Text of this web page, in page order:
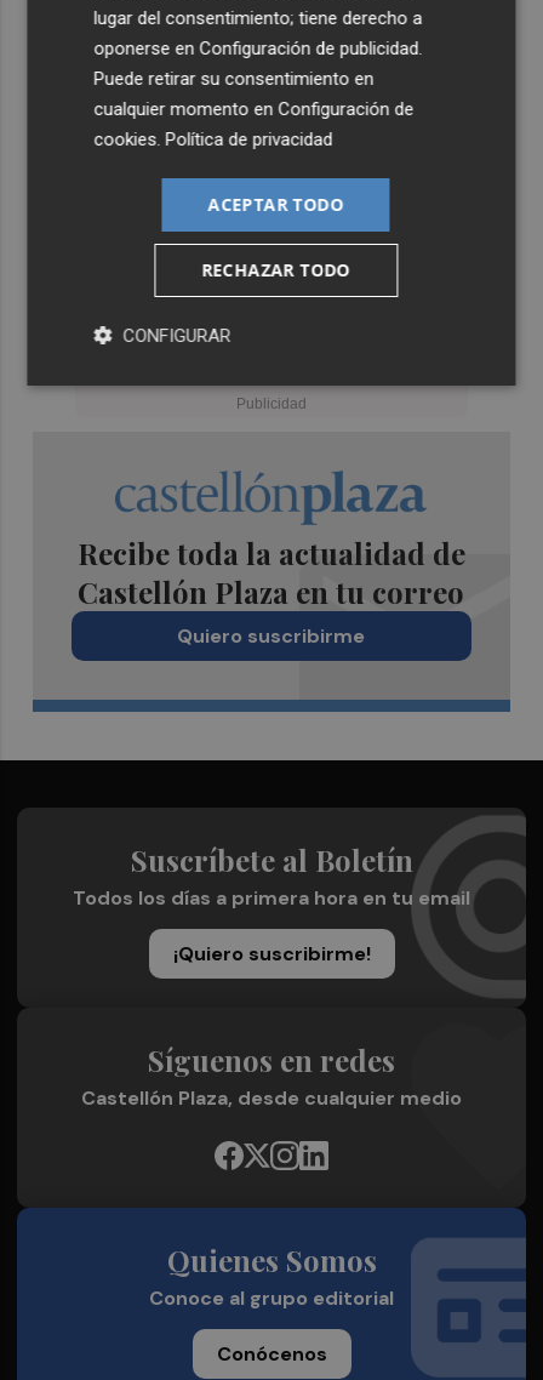
Recibe toda la actualidad de
Castellón Plaza en tu correo
Quiero suscribirme
Suscríbete al Boletín
Todos los días a primera hora en tu email
¡Quiero suscribirme!
Síguenos en redes
Castellón Plaza, desde cualquier medio
Quienes Somos
Conoce al grupo editorial
Conócenos
lugar del consentimiento; tiene derecho a
oponerse enConfiguración de publicidad.
Puede retirar su consentimiento en
cualquier momento enConfiguración de
cookies.Política de privacidad
ACEPTAR TODO
RECHAZAR TODO
CONFIGURAR